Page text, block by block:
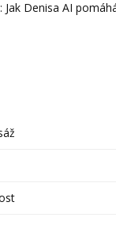
Jak Denisa AI